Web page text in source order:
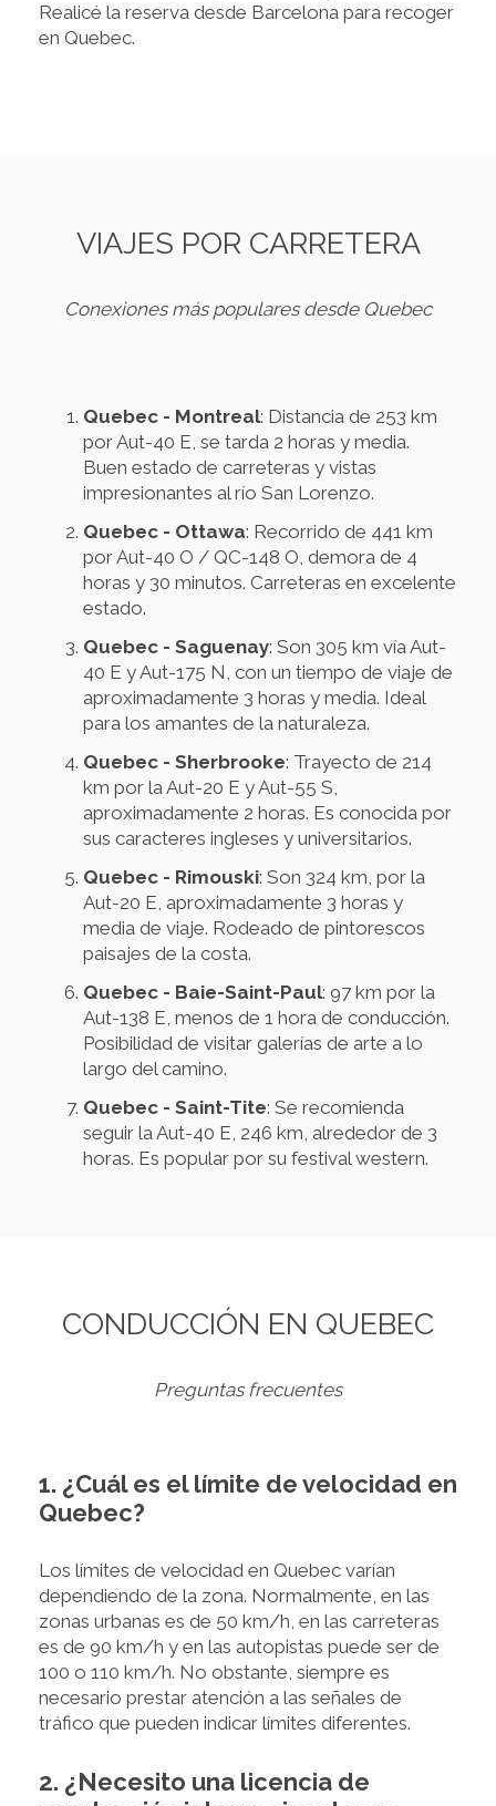
Realicé la reserva desde Barcelona para recoger
en Quebec.
VIAJES POR CARRETERA
Conexiones más populares desde Quebec
Quebec - Montreal: Distancia de 253 km
por Aut-40 E, se tarda 2 horas y media.
Buen estado de carreteras y vistas
impresionantes al río San Lorenzo.
Quebec - Ottawa: Recorrido de 441 km
por Aut-40 O / QC-148 O, demora de 4
horas y 30 minutos. Carreteras en excelente
estado.
Quebec - Saguenay: Son 305 km vía Aut-
40 E y Aut-175 N, con un tiempo de viaje de
aproximadamente 3 horas y media. Ideal
para los amantes de la naturaleza.
Quebec - Sherbrooke: Trayecto de 214
km por la Aut-20 E y Aut-55 S,
aproximadamente 2 horas. Es conocida por
sus caracteres ingleses y universitarios.
Quebec - Rimouski: Son 324 km, por la
Aut-20 E, aproximadamente 3 horas y
media de viaje. Rodeado de pintorescos
paisajes de la costa.
Quebec - Baie-Saint-Paul: 97 km por la
Aut-138 E, menos de 1 hora de conducción.
Posibilidad de visitar galerías de arte a lo
largo del camino.
Quebec - Saint-Tite: Se recomienda
seguir la Aut-40 E, 246 km, alrededor de 3
horas. Es popular por su festival western.
CONDUCCIÓN EN QUEBEC
Preguntas frecuentes
1. ¿Cuál es el límite de velocidad en
Quebec?
Los límites de velocidad en Quebec varían
dependiendo de la zona. Normalmente, en las
zonas urbanas es de 50 km/h, en las carreteras
es de 90 km/h y en las autopistas puede ser de
100 o 110 km/h. No obstante, siempre es
necesario prestar atención a las señales de
tráfico que pueden indicar límites diferentes.
2. ¿Necesito una licencia de